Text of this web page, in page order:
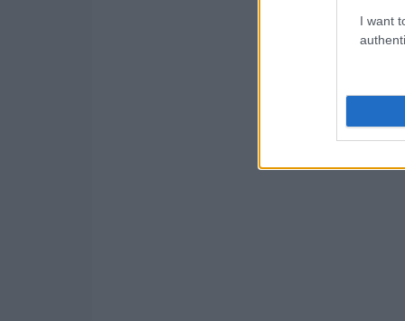
I want